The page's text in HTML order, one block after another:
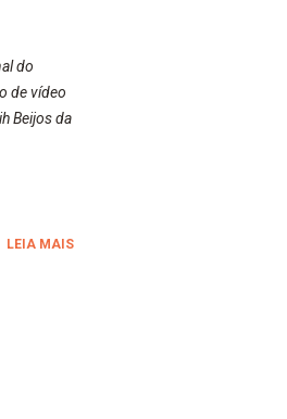
do
de vídeo
Beijos da
LEIA MAIS